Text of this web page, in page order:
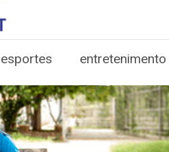
esportes entretenimento